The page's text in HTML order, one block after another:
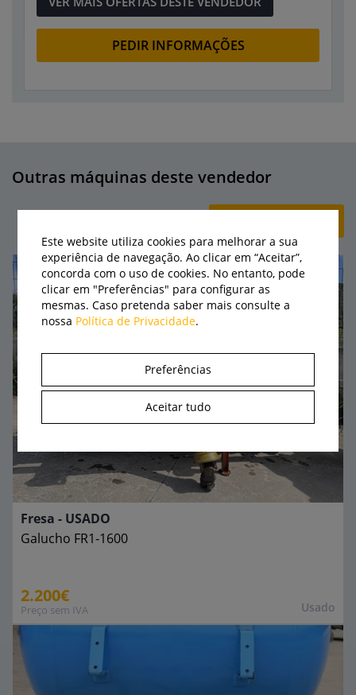
PEDIR INFORMAÇÕES
Outras máquinas deste vendedor
Usado
Fresa - USADO
Galucho FR1-1600
2.200€
Preço sem IVA
Este website utiliza cookies para melhorar a sua
experiência de navegação. Ao clicar em “Aceitar”,
concorda com o uso de cookies. No entanto, pode
clicar em "Preferências" para configurar as
mesmas. Caso pretenda saber mais consulte a
nossa Política de Privacidade.
Preferências
Aceitar tudo